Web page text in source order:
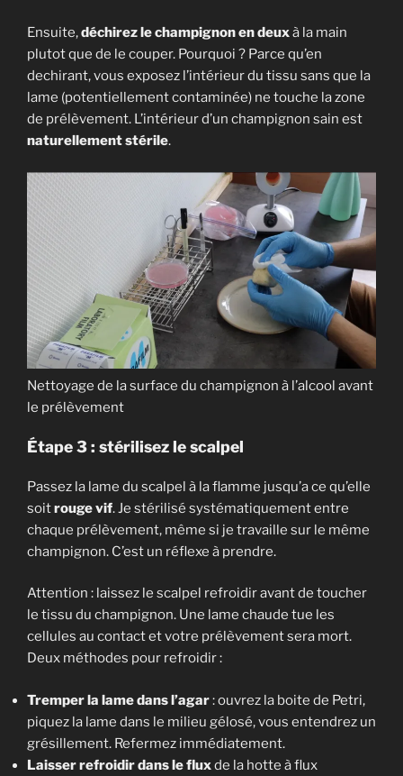
Ensuite,déchirez le champignon en deuxà la main
plutot que de le couper. Pourquoi ? Parce qu’en
dechirant, vous exposez l’intérieur du tissu sans que la
lame (potentiellement contaminée) ne touche la zone
de prélèvement. L’intérieur d’un champignon sain est
naturellement stérile.
Nettoyage de la surface du champignon à l’alcool avant
le prélèvement
Étape 3 : stérilisez le scalpel
Passez la lame du scalpel à la flamme jusqu’a ce qu’elle
soitrouge vif. Je stérilisé systématiquement entre
chaque prélèvement, même si je travaille sur le même
champignon. C’est un réflexe à prendre.
Attention : laissez le scalpel refroidir avant de toucher
le tissu du champignon. Une lame chaude tue les
cellules au contact et votre prélèvement sera mort.
Deux méthodes pour refroidir :
Tremper la lame dans l’agar: ouvrez la boite de Petri,
piquez la lame dans le milieu gélosé, vous entendrez un
grésillement. Refermez immédiatement.
Laisser refroidir dans le fluxde la hotte à flux